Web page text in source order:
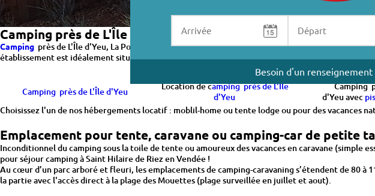
Besoin d'un renseignement
Camping près de L'Île d'Yeu
Camping près de L'Île d'Yeu, La Pomme de Pin vous accueille de mi-avril a mi-septembre avec
établissement est idéalement situé à 200 mètres de la plage dans un cadre arboré et fleuri pour
Camping près de L'Île d'Yeu Location de camping près de L'Île
d'Yeu
Camping
d'Yeu avec
Choisissez l'un de nos hébergements locatif : moblil-home ou tente lodge ou pour des
Emplacement pour tente, caravane ou camping-car de petite
Inconditionnel du camping sous la toile de tente ou amoureux des vacances en caravane
pour séjour camping à Saint Hilaire de Riez en Vendée !
Au cœur d’un parc arboré et fleuri, les emplacements de camping-caravaning s’étendent de 80
la partie avec l'accès direct à la plage des Mouettes (plage surveillée en juillet et aout).